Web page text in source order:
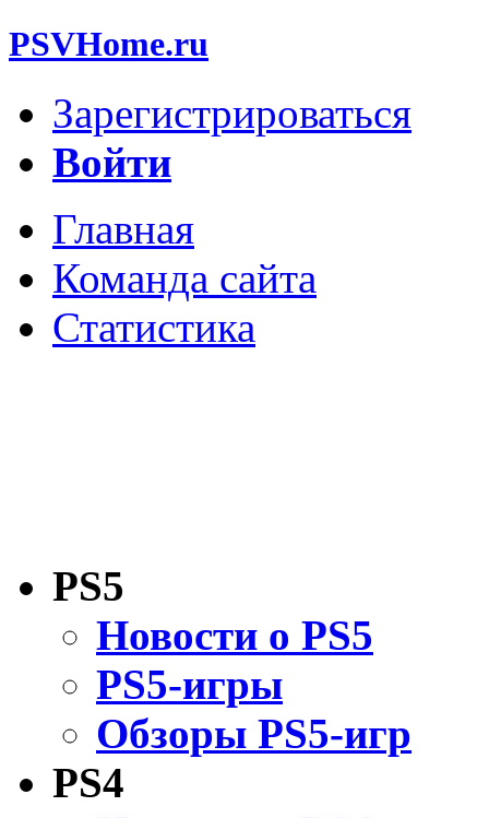
PSVHome.ru
Зарегистрироваться
Войти
Главная
Команда сайта
Статистика
PS5
Новости о PS5
PS5-игры
Обзоры PS5-игр
PS4